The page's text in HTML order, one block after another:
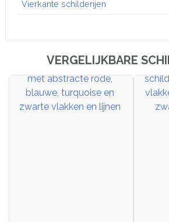
Vierkante schilderijen
VERGELIJKBARE